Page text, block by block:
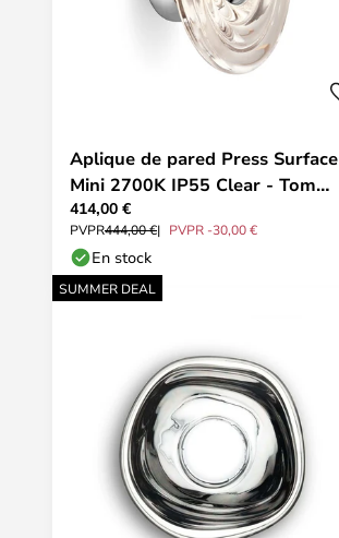
Aplique de pared Press Surface
Mini 2700K IP55 Clear - Tom
Dixon
414,00 €
PVPR444,00 € PVPR -30,00 €
En stock
SUMMER DEAL